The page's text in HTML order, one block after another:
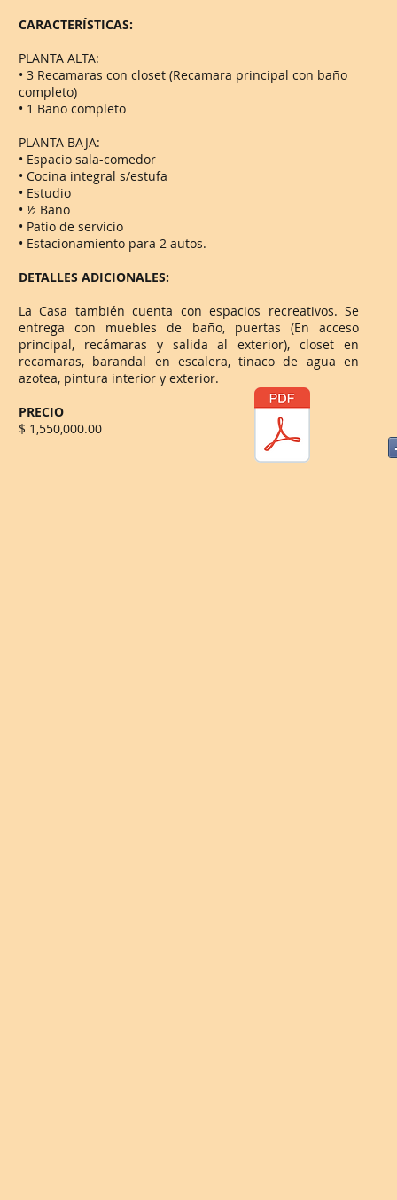
CARACTERÍSTICAS:
PLANTA ALTA:
• 3 Recamaras con closet (Recamara principal con baño
completo)
• 1 Baño completo
PLANTA BAJA:
• Espacio sala-comedor
• Cocina integral s/estufa
• Estudio
• ½ Baño
• Patio de servicio
• Estacionamiento para 2 autos.
DETALLES ADICIONALES:
La Casa también cuenta con espacios recreativos. Se
entrega con muebles de baño, puertas (En acceso
principal, recámaras y salida al exterior), closet en
recamaras, barandal en escalera, tinaco de agua en
azotea, pintura interior y exterior.
PRECIO
$ 1,550,000.00